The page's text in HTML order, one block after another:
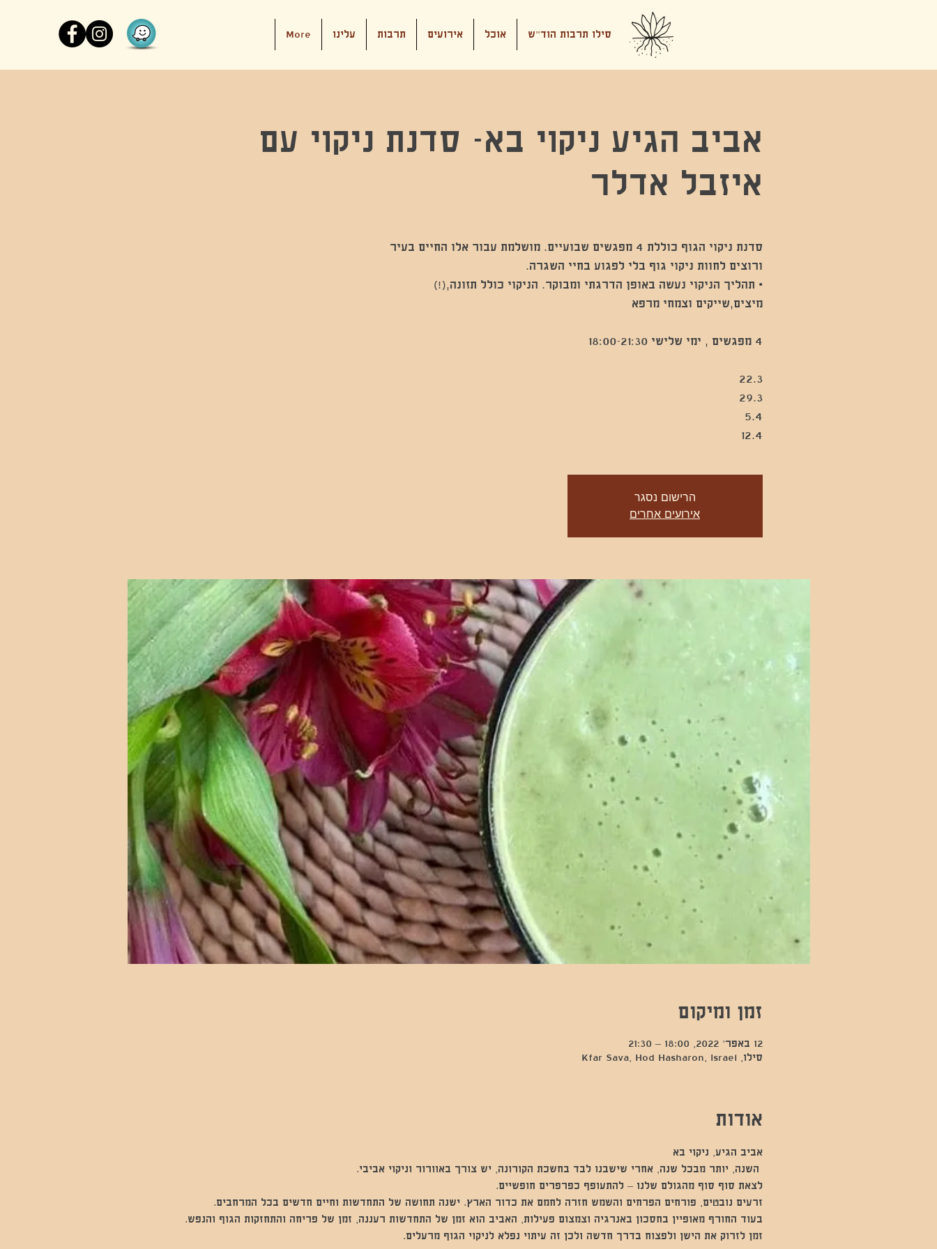
סילו תרבות הוד"ש אוכל אירועים תרבות עלינו More
אביב הגיע ניקוי בא- סדנת ניקוי עם
איזבל אדלר
סדנת ניקוי הגוף כוללת 4 מפגשים שבועיים. מושלמת עבור אלו החיים בעיר
• תהליך הניקוי נעשה באופן הדרגתי ומבוקר. הניקוי כולל תזונה,(!)
12.4
הרישום נסגר
אירועים אחרים
זמן ומיקום
12 באפר׳ 2022, 18:00 – 21:30
סילו, Kfar Sava, Hod Hasharon, Israel
אודות
אביב הגיע, ניקוי בא
השנה, יותר מבכל שנה, אחרי שישבנו לבד בחשכת הקורונה, יש צורך באוורור וניקוי אביבי.
לצאת סוף סוף מהגולם שלנו – להתעופף כפרפרים חופשיים.
זרעים נובטים, פורחים הפרחים והשמש חזרה לחמם את כדור הארץ. ישנה תחושה של התחדשות וחיים חדשים בכל המרחבים.
בעוד החורף מאופיין בחסכון באנרגיה וצמצום פעילות, האביב הוא זמן של התחדשות רעננה, זמן של פריחה והתחזקות הגוף והנפש.
זמן לזרוק את הישן ולפצוח בדרך חדשה ולכן זה עיתוי נפלא לניקוי הגוף מרעלים.